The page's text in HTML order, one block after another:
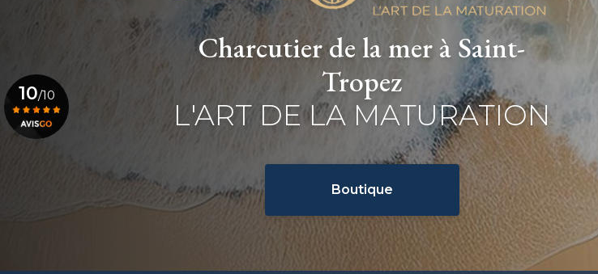
Charcutier de la mer à Saint-
Tropez
L'ART DE LA MATURATION
Boutique
10/10